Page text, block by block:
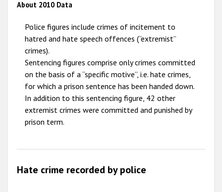
About 2010 Data
Police figures include crimes of incitement to
hatred and hate speech offences (“extremist”
crimes).
Sentencing figures comprise only crimes committed
on the basis of a “specific motive”, i.e. hate crimes,
for which a prison sentence has been handed down.
In addition to this sentencing figure, 42 other
extremist crimes were committed and punished by
prison term.
Hate crime recorded by police